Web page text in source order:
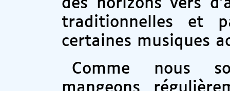
des horizons vers
traditionnelles et
certaines musiques
Comme nous